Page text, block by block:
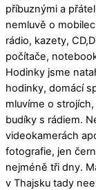
příbuznými a
nemluvě o
rádio, kazety,
počítače,
Hodinky jsme
hodinky, domácí
mluvíme o
budíky s rádiem.
videokamerách
fotografie, jen
nejméně tři dny.
v Thajsku tady